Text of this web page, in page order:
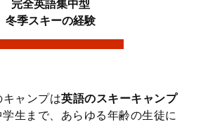
完全英語集中型
冬季スキーの経験
キャンプは英語のスキーキャンプ
生まで、あらゆる年齢の生徒に